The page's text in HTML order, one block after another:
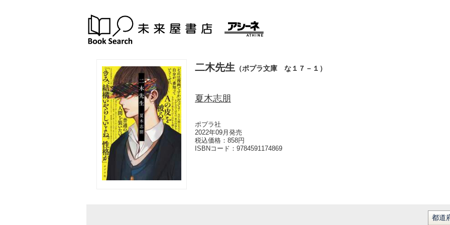
二木先生 （ポプラ文庫 な１７－１）
夏木志朋
ポプラ社
2022年09月発売
税込価格：858円
ISBNコード： 9784591174869